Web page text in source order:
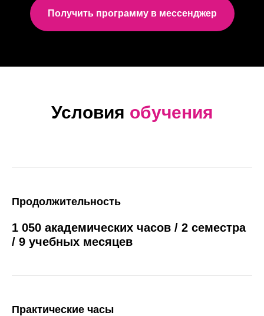
Получить программу в мессенджер
Условия обучения
Продолжительность
1 050 академических часов / 2 семестра
/ 9 учебных месяцев
Практические часы